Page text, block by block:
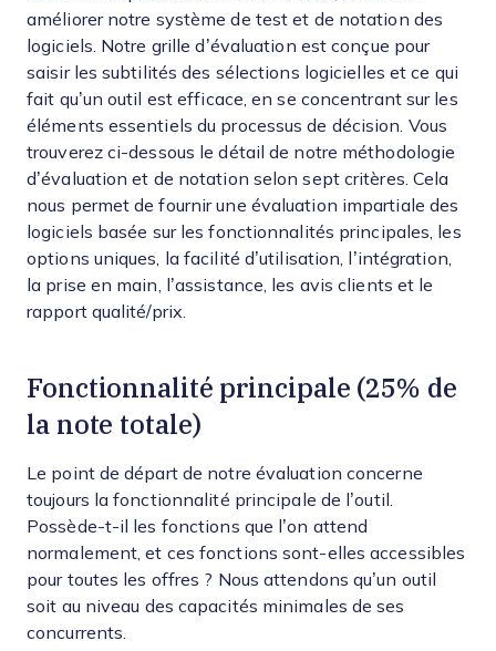
améliorer notre système de test et de notation des
logiciels. Notre grille d’évaluation est conçue pour
saisir les subtilités des sélections logicielles et ce qui
fait qu’un outil est efficace, en se concentrant sur les
éléments essentiels du processus de décision. Vous
trouverez ci-dessous le détail de notre méthodologie
d’évaluation et de notation selon sept critères. Cela
nous permet de fournir une évaluation impartiale des
logiciels basée sur les fonctionnalités principales, les
options uniques, la facilité d’utilisation, l’intégration,
la prise en main, l’assistance, les avis clients et le
rapport qualité/prix.
Fonctionnalité principale (25% de
la note totale)
Le point de départ de notre évaluation concerne
toujours la fonctionnalité principale de l’outil.
Possède-t-il les fonctions que l’on attend
normalement, et ces fonctions sont-elles accessibles
pour toutes les offres ? Nous attendons qu’un outil
soit au niveau des capacités minimales de ses
concurrents.